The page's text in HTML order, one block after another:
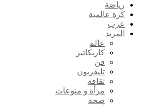
رياضة
كرة عالمية
عرب
المزيد
عالم
كاريكاتير
فن
تليفزيون
ثقافة
مرأة و منوعات
صحة